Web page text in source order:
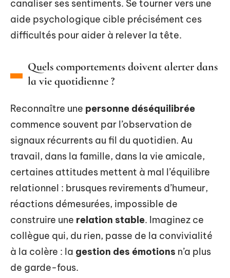
canaliser ses sentiments. Se tourner vers une
aide psychologique cible précisément ces
difficultés pour aider à relever la tête.
Quels comportements doivent alerter dans
la vie quotidienne ?
Reconnaître une personne déséquilibrée
commence souvent par l’observation de
signaux récurrents au fil du quotidien. Au
travail, dans la famille, dans la vie amicale,
certaines attitudes mettent à mal l’équilibre
relationnel : brusques revirements d’humeur,
réactions démesurées, impossible de
construire une relation stable. Imaginez ce
collègue qui, du rien, passe de la convivialité
à la colère : la gestion des émotions n’a plus
de garde-fous.